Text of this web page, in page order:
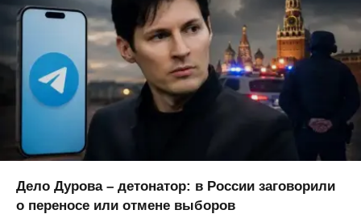
Дело Дурова – детонатор: в России заговорили
о переносе или отмене выборов